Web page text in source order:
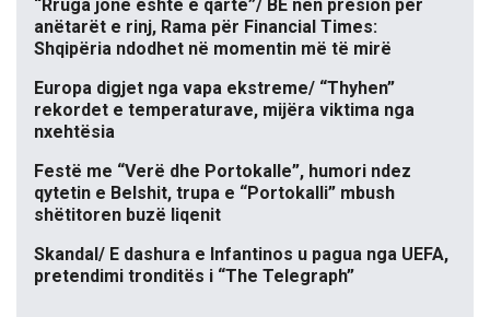
“Rruga jonë është e qartë”/ BE nën presion për
anëtarët e rinj, Rama për Financial Times:
Shqipëria ndodhet në momentin më të mirë
Europa digjet nga vapa ekstreme/ “Thyhen”
rekordet e temperaturave, mijëra viktima nga
nxehtësia
Festë me “Verë dhe Portokalle”, humori ndez
qytetin e Belshit, trupa e “Portokalli” mbush
shëtitoren buzë liqenit
Skandal/ E dashura e Infantinos u pagua nga UEFA,
pretendimi tronditës i “The Telegraph”